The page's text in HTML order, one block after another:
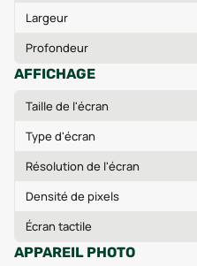
Largeur
Profondeur
AFFICHAGE
Taille de l'écran
Type d'écran
Résolution de l'écran
Densité de pixels
Écran tactile
APPAREIL PHOTO